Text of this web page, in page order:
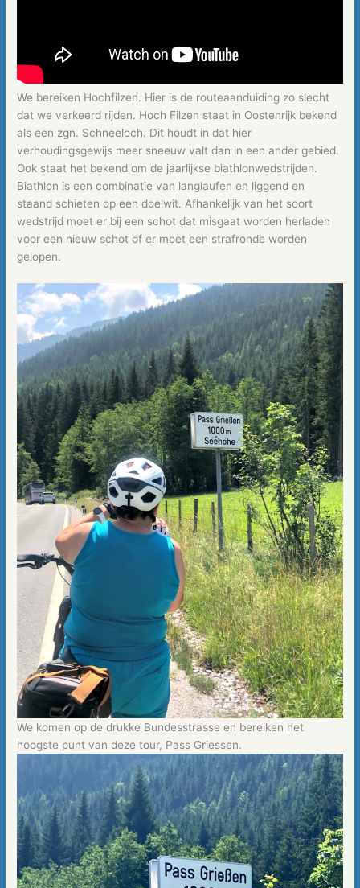
We bereiken Hochfilzen. Hier is de routeaanduiding zo slecht
dat we verkeerd rijden. Hoch Filzen staat in Oostenrijk bekend
als een zgn. Schneeloch. Dit houdt in dat hier
verhoudingsgewijs meer sneeuw valt dan in een ander gebied.
Ook staat het bekend om de jaarlijkse biathlonwedstrijden.
Biathlon is een combinatie van langlaufen en liggend en
staand schieten op een doelwit. Afhankelijk van het soort
wedstrijd moet er bij een schot dat misgaat worden herladen
voor een nieuw schot of er moet een strafronde worden
gelopen.
We komen op de drukke Bundesstrasse en bereiken het
hoogste punt van deze tour, Pass Griessen.